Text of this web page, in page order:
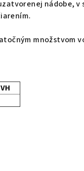
nádobe, v
množstvom